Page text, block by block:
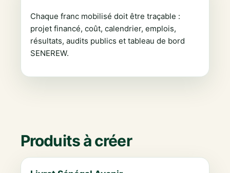
Chaque franc mobilisé doit être traçable :
projet financé, coût, calendrier, emplois,
résultats, audits publics et tableau de bord
SENEREW.
Produits à créer